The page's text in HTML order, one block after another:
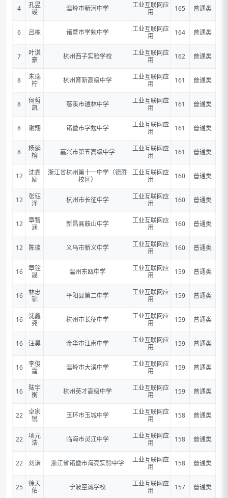
4
孔昱
竣
温岭市新河中学
工业互联网应
用
165 普通类
6 吕栋 诸暨市学勉中学
工业互联网应
用
164 普通类
7
叶谦
豪
杭州西子实验学校
工业互联网应
用
162 普通类
8
朱瑞
柠
杭州育新高级中学
工业互联网应
用
161 普通类
8
何哲
凯
慈溪市逍林中学
工业互联网应
用
161 普通类
8 谢翔 诸暨市学勉中学
工业互联网应
用
161 普通类
8
杨延
榕
嘉兴市第五高级中学
工业互联网应
用
161 普通类
12
沈鑫
励
浙江省杭州第十一中学（德胜
校区）
工业互联网应
用
160 普通类
12
张钰
泽
杭州市长征中学
工业互联网应
用
160 普通类
12
章智
涵
新昌县鼓山中学
工业互联网应
用
160 普通类
12 陈琰 义乌市新义中学
工业互联网应
用
160 普通类
16
章铨
晟
温州东瓯中学
工业互联网应
用
159 普通类
16
林忠
钏
平阳县第二中学
工业互联网应
用
159 普通类
16
沈鑫
尧
杭州市长征中学
工业互联网应
用
159 普通类
16 汪昊 金华市江南中学
工业互联网应
用
159 普通类
16
李俊
霆
温岭市大溪中学
工业互联网应
用
159 普通类
16
陆宇
衡
杭州英才高级中学
工业互联网应
用
159 普通类
22
卓家
锐
玉环市玉城中学
工业互联网应
用
158 普通类
22
项元
浩
临海市灵江中学
工业互联网应
用
158 普通类
22 刘谦 浙江省诸暨市海亮实验中学
工业互联网应
用
158 普通类
25
徐天
佑
宁波至诚学校
工业互联网应
用
157 普通类